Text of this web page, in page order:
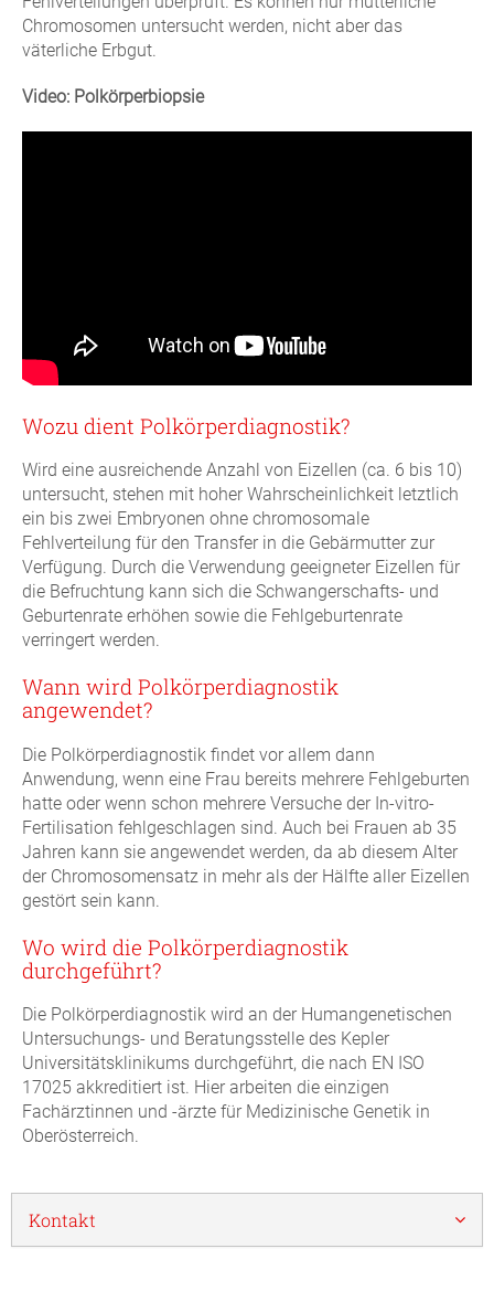
Chromosomen untersucht werden, nicht aber das
väterliche Erbgut.
Video: Polkörperbiopsie
Wozu dient Polkörperdiagnostik?
Wird eine ausreichende Anzahl von Eizellen (ca. 6 bis 10)
untersucht, stehen mit hoher Wahrscheinlichkeit letztlich
ein bis zwei Embryonen ohne chromosomale
Fehlverteilung für den Transfer in die Gebärmutter zur
Verfügung. Durch die Verwendung geeigneter Eizellen für
die Befruchtung kann sich die Schwangerschafts- und
Geburtenrate erhöhen sowie die Fehlgeburtenrate
verringert werden.
Wann wird Polkörperdiagnostik
angewendet?
Die Polkörperdiagnostik findet vor allem dann
Anwendung, wenn eine Frau bereits mehrere Fehlgeburten
hatte oder wenn schon mehrere Versuche der In-vitro-
Fertilisation fehlgeschlagen sind. Auch bei Frauen ab 35
Jahren kann sie angewendet werden, da ab diesem Alter
der Chromosomensatz in mehr als der Hälfte aller Eizellen
gestört sein kann.
Wo wird die Polkörperdiagnostik
durchgeführt?
Die Polkörperdiagnostik wird an der Humangenetischen
Untersuchungs- und Beratungsstelle des Kepler
Universitätsklinikums durchgeführt, die nach EN ISO
17025 akkreditiert ist. Hier arbeiten die einzigen
Fachärztinnen und -ärzte für Medizinische Genetik in
Oberösterreich.
Kontakt